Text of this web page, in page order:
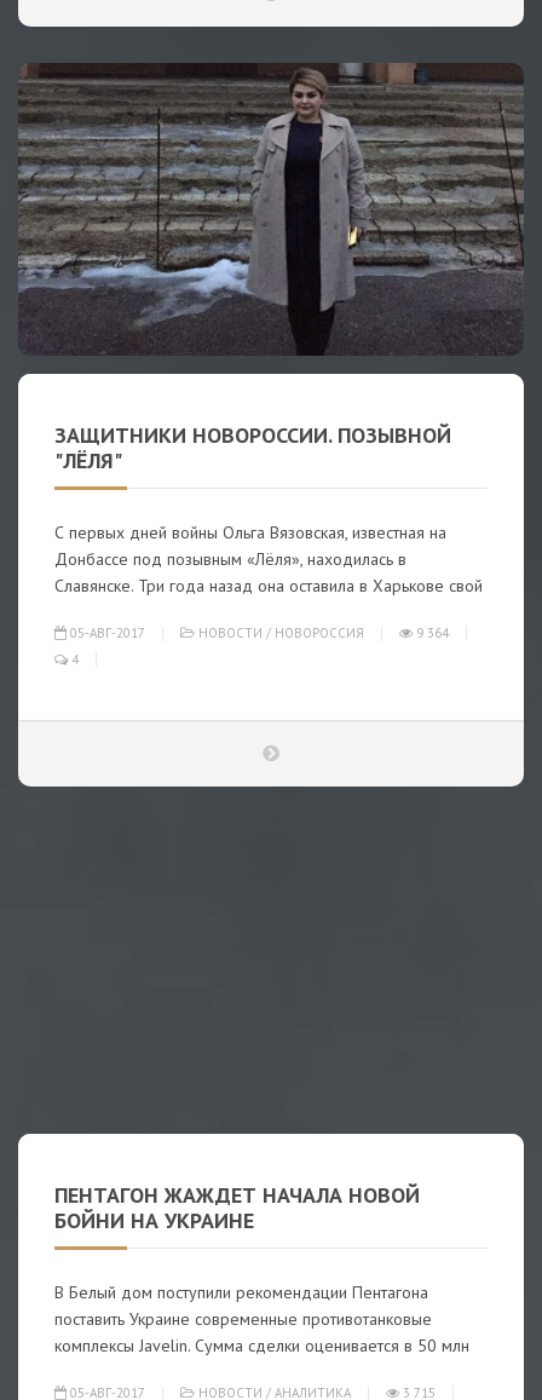
ЗАЩИТНИКИ НОВОРОССИИ. ПОЗЫВНОЙ
"ЛЁЛЯ"
С первых дней войны Ольга Вязовская, известная на
Донбассе под позывным «Лёля», находилась в
Славянске. Три года назад она оставила в Харькове свой
05-АВГ-2017 НОВОСТИ / НОВОРОССИЯ
9 364
4
ПЕНТАГОН ЖАЖДЕТ НАЧАЛА НОВОЙ
БОЙНИ НА УКРАИНЕ
В Белый дом поступили рекомендации Пентагона
поставить Украине современные противотанковые
комплексы Javelin. Сумма сделки оценивается в 50 млн
05-АВГ-2017 НОВОСТИ / АНАЛИТИКА 3 715